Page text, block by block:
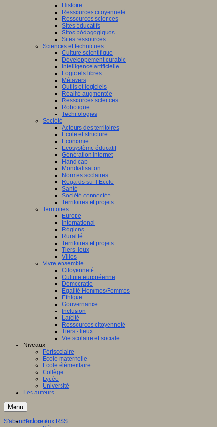
Histoire
Ressources citoyenneté
Ressources sciences
Sites éducatifs
Sites pédagogiques
Sites ressources
Sciences et techniques
Culture scientifique
Développement durable
Intelligence artificielle
Logiciels libres
Métavers
Outils et logiciels
Réalité augmentée
Ressources sciences
Robotique
Technologies
Société
Acteurs des territoires
Ecole et structure
Economie
Ecosystème éducatif
Génération internet
Handicap
Mondialisation
Normes scolaires
Regards sur l’Ecole
Santé
Société connectée
Territoires et projets
Territoires
Europe
International
Régions
Ruralité
Territoires et projets
Tiers lieux
Villes
Vivre ensemble
Citoyenneté
Culture européenne
Démocratie
Egalité Hommes/Femmes
Ethique
Gouvernance
Inclusion
Laïcité
Ressources citoyenneté
Tiers - lieux
Vie scolaire et sociale
Niveaux
Périscolaire
Ecole maternelle
Ecole élémentaire
Collège
Lycée
Université
Les auteurs
Menu
S'informer
S'abonner à ce flux RSS